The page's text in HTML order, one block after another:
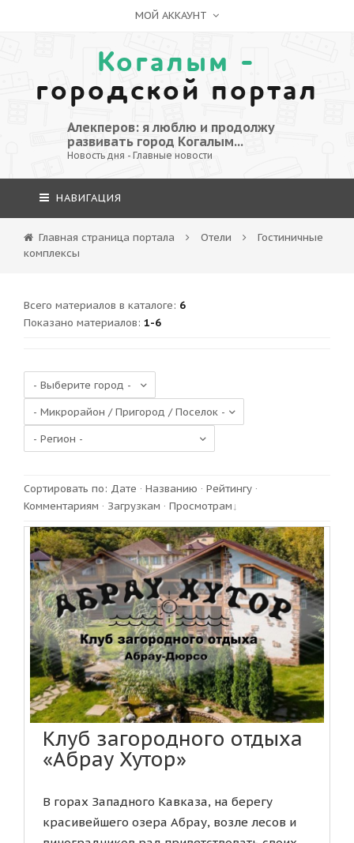
МОЙ АККАУНТ
Когалым -
городской портал
Алекперов: я люблю и продолжу
развивать город Когалым...
Новость дня - Главные новости
НАВИГАЦИЯ
Главная страница портала Отели
Гостиничные
комплексы
Всего материалов в каталоге: 6
Показано материалов: 1-6
Сортировать по: Дате · Названию · Рейтингу ·
Комментариям · Загрузкам · Просмотрам
Клуб загородного отдыха
«Абрау Хутор»
В горах Западного Кавказа, на берегу
красивейшего озера Абрау, возле лесов и